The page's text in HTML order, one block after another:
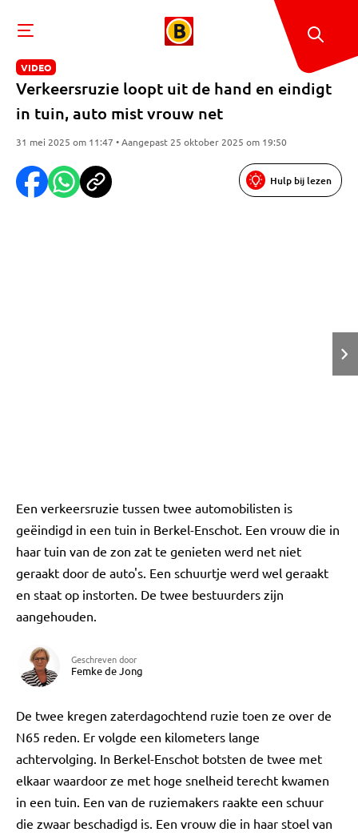
VIDEO
Verkeersruzie loopt uit de hand en eindigt
in tuin, auto mist vrouw net
31 mei 2025 om 11:47 • Aangepast 25 oktober 2025 om 19:50
Hulp bij lezen
Een verkeersruzie tussen twee automobilisten is
geëindigd in een tuin in Berkel-Enschot. Een vrouw die in
haar tuin van de zon zat te genieten werd net niet
geraakt door de auto's. Een schuurtje werd wel geraakt
en staat op instorten. De twee bestuurders zijn
aangehouden.
Geschreven door
Femke de Jong
De twee kregen zaterdagochtend ruzie toen ze over de
N65 reden. Er volgde een kilometers lange
achtervolging. In Berkel-Enschot botsten de twee met
elkaar waardoor ze met hoge snelheid terecht kwamen
in een tuin. Een van de ruziemakers raakte een schuur
die zwaar beschadigd is. Een vrouw die in haar stoel van